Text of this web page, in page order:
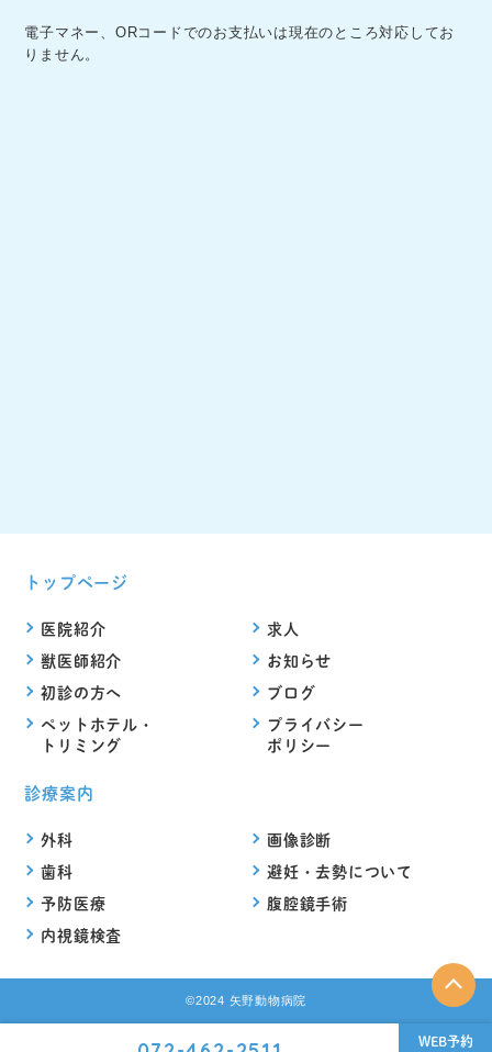
WEB予約
電子マネー、ORコードでのお支払いは現在のところ対応してお
りません。
トップページ
医院紹介
獣医師紹介
初診の方へ
ペットホテル・
トリミング
求人
お知らせ
ブログ
プライバシー
ポリシー
診療案内
外科
歯科
予防医療
内視鏡検査
画像診断
避妊・去勢について
腹腔鏡手術
©2024 矢野動物病院